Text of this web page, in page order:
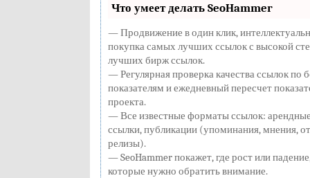
Что умеет делать SeoHammer
— Продвижение в один клик,
покупка самых лучших ссылок с высокой
лучших бирж ссылок.
— Регулярная проверка качества ссылок по
показателям и ежедневный пересчет
проекта.
— Все известные форматы ссылок:
ссылки, публикации (упоминания, мнения,
релизы).
— SeoHammer покажет, где рост или
которые нужно обратить внимание.